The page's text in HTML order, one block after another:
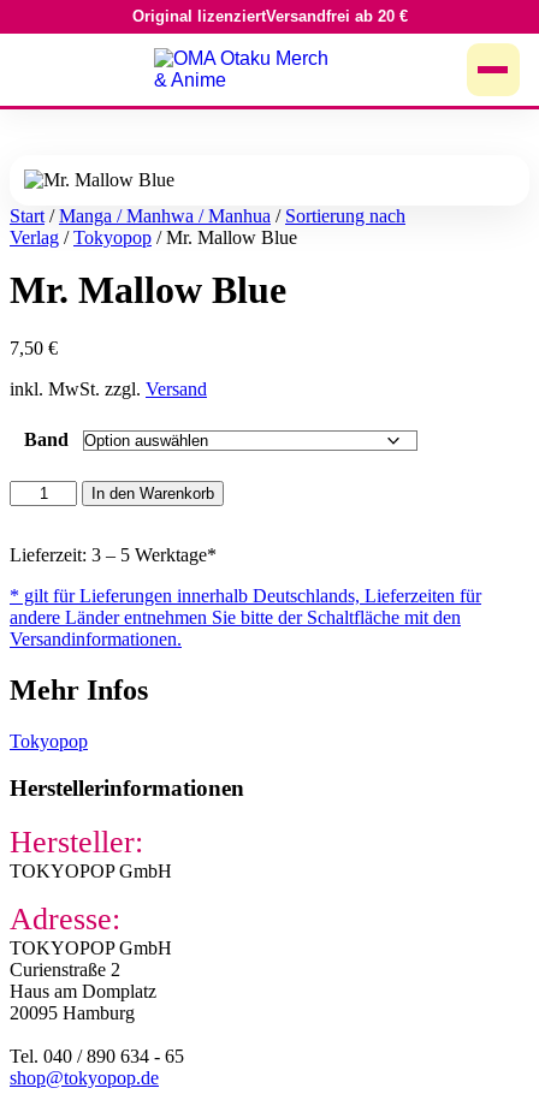
Inhalt
Original lizenziertVersandfrei ab 20 €
Start /Manga / Manhwa / Manhua / Sortierung nach
Verlag /Tokyopop / Mr. Mallow Blue
Mr. Mallow Blue
7,50 €
inkl. MwSt. zzgl. Versand
Band
Mallow
Menge
In den Warenkorb
Lieferzeit: 3 – 5 Werktage*
* gilt für Lieferungen innerhalb Deutschlands, Lieferzeiten für
andere Länder entnehmen Sie bitte der Schaltfläche mit den
Versandinformationen.
Mehr Infos
Tokyopop
Herstellerinformationen
Hersteller:
TOKYOPOP GmbH
Adresse:
TOKYOPOP GmbH
Curienstraße 2
Haus am Domplatz
20095 Hamburg
Tel. 040 / 890 634 - 65
shop@tokyopop.de